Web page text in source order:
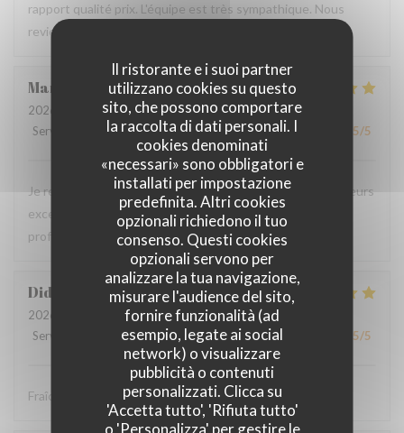
Il ristorante e i suoi partner
utilizzano cookies su questo
sito, che possono comportare
la raccolta di dati personali. I
cookies denominati
«necessari» sono obbligatori e
installati per impostazione
predefinita. Altri cookies
opzionali richiedono il tuo
consenso. Questi cookies
opzionali servono per
analizzare la tua navigazione,
misurare l'audience del sito,
fornire funzionalità (ad
esempio, legate ai social
network) o visualizzare
pubblicità o contenuti
personalizzati. Clicca su
'Accetta tutto', 'Rifiuta tutto'
o 'Personalizza' per gestire le
rapport qualité prix. L'équipe est très sympathique. Nous
reviendrons c'est certain .
Martine
2026-08-01
- 20:45 - Ospiti 4
Servizio
Atmosfera:5 /5 Cucina: 5 /5 Qualità / Prezzo 5/5
Je recommande ce restaurant, la qualité des plats, les saveurs
exceptionnelles sans compter la gentillesse et
professionnalisme du personnel.
Didier
2026-08-01
- 12:30 - Ospiti 4
Servizio
Atmosfera:5/5 Cucina :5 /5 Qualità / Prezzo 5/5
Fraîcheur des produits